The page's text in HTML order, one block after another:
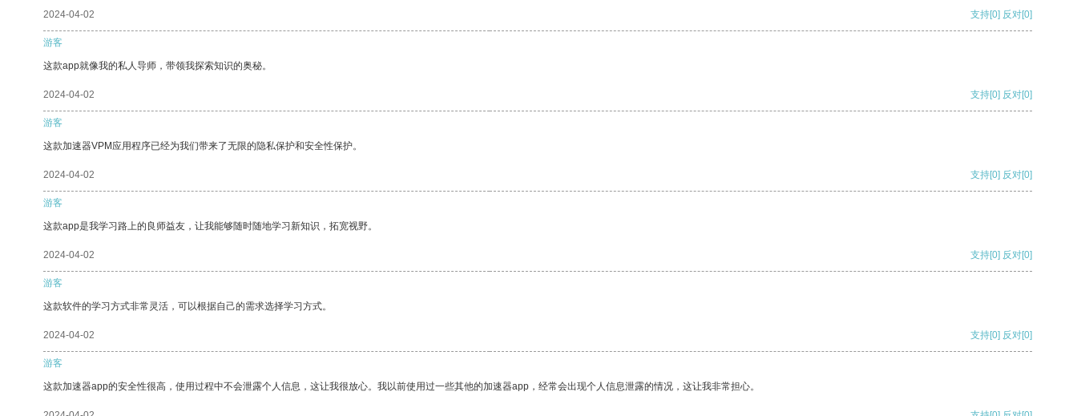
2024-04-02 支持[0] 反对[0]
游客
这款app就像我的私人导师，带领我探索知识的奥秘。
2024-04-02 支持[0] 反对[0]
游客
这款加速器VPM应用程序已经为我们带来了无限的隐私保护和安全性保护。
2024-04-02 支持[0] 反对[0]
游客
这款app是我学习路上的良师益友，让我能够随时随地学习新知识，拓宽视野。
2024-04-02 支持[0] 反对[0]
游客
这款软件的学习方式非常灵活，可以根据自己的需求选择学习方式。
2024-04-02 支持[0] 反对[0]
游客
这款加速器app的安全性很高，使用过程中不会泄露个人信息，这让我很放心。我以前使用过一些其他的加速器app，经常会出现个人信息泄露的情况，这让我非常担心。